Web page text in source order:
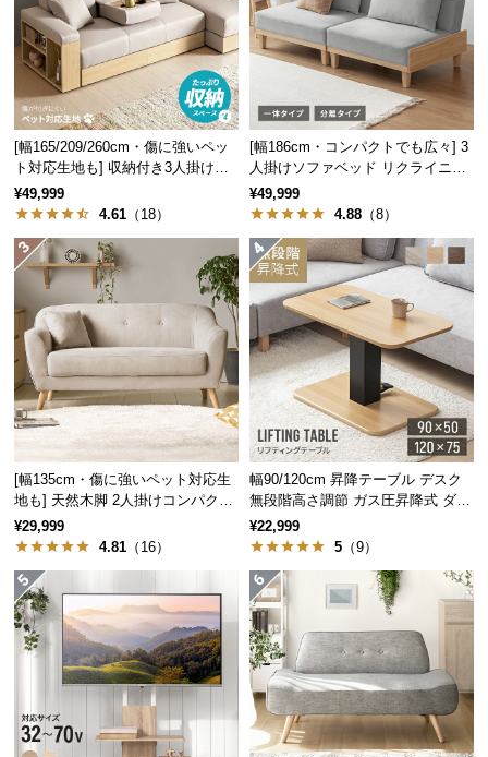
ス
に
つ
い
て
搬
入
経
路
に
つ
い
て
返
品・
キ
ャ
ン
セ
ル
に
つ
い
て
証
に
[幅165/209/260cm・傷に強いペッ
ト対応生地も] 収納付き3人掛け多
機能ソファ
¥49,999
4.61 （18）
[幅186cm・コンパクトでも広々] 3
人掛けソファベッド リクライニン
グ 天然木フレーム 北欧
¥49,999
4.88 （8）
[幅135cm・傷に強いペット対応生
地も] 天然木脚 2人掛けコンパクト
ソファ 北欧風
¥29,999
4.81 （16）
幅90/120cm 昇降テーブル デスク
無段階高さ調節 ガス圧昇降式 ダイ
ニング 高さ55~70cm
¥22,999
5 （9）